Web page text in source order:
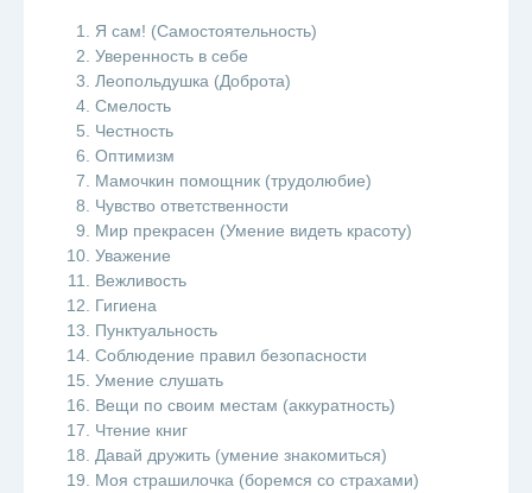
Я сам! (Самостоятельность)
Уверенность в себе
Леопольдушка (Доброта)
Смелость
Честность
Оптимизм
Мамочкин помощник (трудолюбие)
Чувство ответственности
Мир прекрасен (Умение видеть красоту)
Уважение
Вежливость
Гигиена
Пунктуальность
Соблюдение правил безопасности
Умение слушать
Вещи по своим местам (аккуратность)
Чтение книг
Давай дружить (умение знакомиться)
Моя страшилочка (боремся со страхами)